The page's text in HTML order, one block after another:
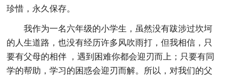
珍惜，永久保存。
我作为一名六年级的小学生，虽然没有跋涉过坎坷
的人生道路，也没有经历许多风吹雨打，但我相信，只
要有父母的相伴 ，遇到困难你都会迎刃而上；只要有同
学的帮助，学习的困惑会迎刃而解。所以，对我们的父